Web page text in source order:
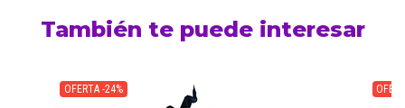
También te puede interesar
OFERTA -24%